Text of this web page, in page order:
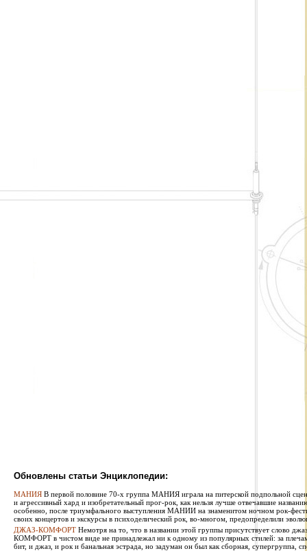
Обновлены статьи Энциклопедии:
МАНИЯ В первой половине 70-х группа МАНИЯ играла на питерской подпольной
и агрессивный хард и изобретательный прог-рок, как нельзя лучше отвечавшие
особенно, после триумфального выступления МАНИИ на знаменитом ночном рок-
своих концертов и экскурсы в психоделический рок, во-многом, предопределили
ДЖАЗ-КОМФОРТ Немотря на то, что в названии этой группы присутствует слово
КОМФОРТ в чистом виде не принадлежал ни к одному из популярных стилей: за
бит, и джаз, и рок и банальная эстрада, но задуман он был как сборная, супергруппа,